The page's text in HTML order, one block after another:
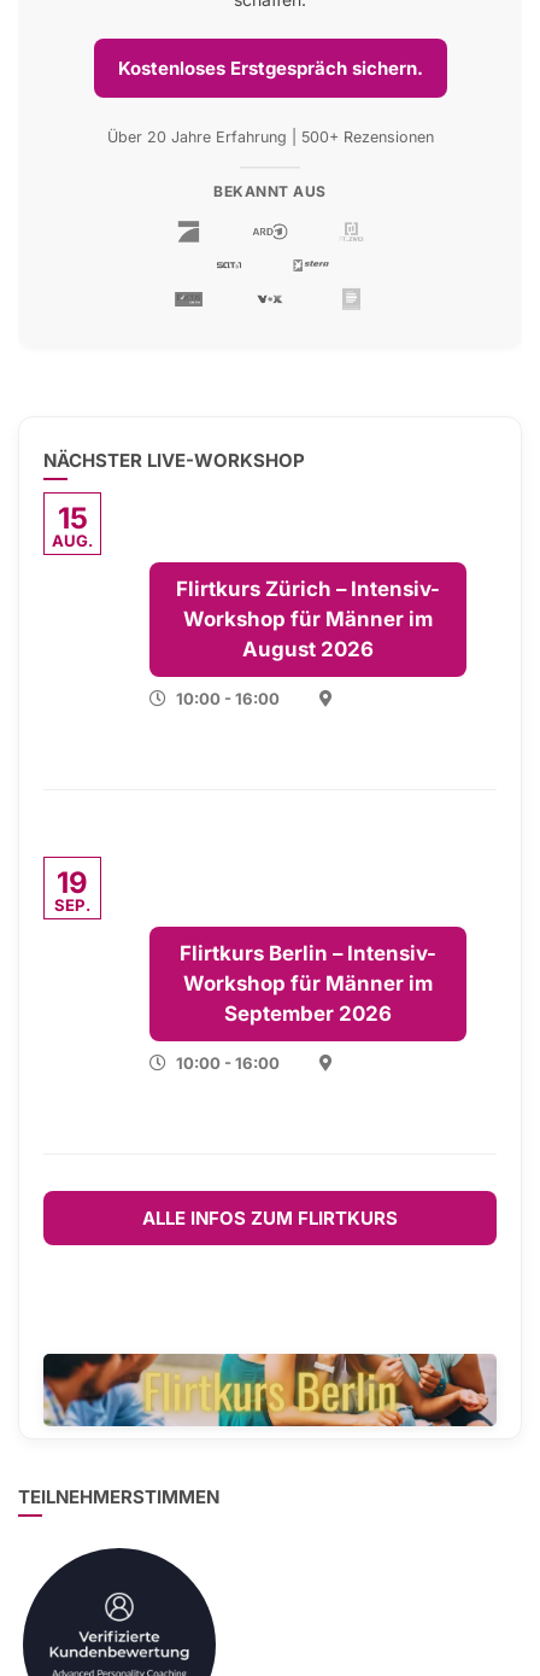
Kostenloses Erstgespräch sichern.
Über 20 Jahre Erfahrung | 500+ Rezensionen
BEKANNT AUS
NÄCHSTER LIVE-WORKSHOP
15
AUG.
Flirtkurs Zürich – Intensiv-
Workshop für Männer im
August 2026
10:00 - 16:00
19
SEP.
Flirtkurs Berlin – Intensiv-
Workshop für Männer im
September 2026
10:00 - 16:00
ALLE INFOS ZUM FLIRTKURS
TEILNEHMERSTIMMEN